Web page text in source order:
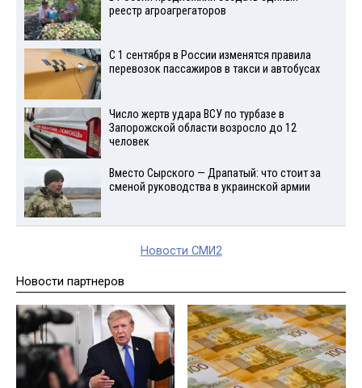
реестр агроагрегаторов
С 1 сентября в России изменятся правила
перевозок пассажиров в такси и автобусах
Число жертв удара ВСУ по турбазе в
Запорожской области возросло до 12
человек
Вместо Сырского — Драпатый: что стоит за
сменой руководства в украинской армии
Новости СМИ2
Новости партнеров